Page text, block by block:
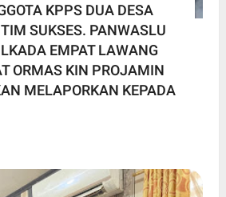
KPPS DUA DESA
SUKSES. PANWASLU
EMPAT LAWANG
ORMAS KIN PROJAMIN
MELAPORKAN KEPADA